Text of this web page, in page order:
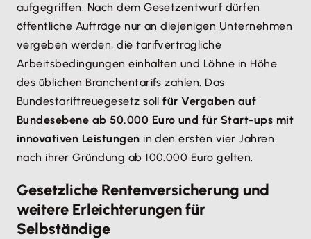
aufgegriffen. Nach dem Gesetzentwurf dürfen
öffentliche Aufträge nur an diejenigen Unternehmen
vergeben werden, die tarifvertragliche
Arbeitsbedingungen einhalten und Löhne in Höhe
des üblichen Branchentarifs zahlen. Das
Bundestariftreuegesetz sollfür Vergaben auf
Bundesebene ab 50.000 Euro und für Start-ups mit
innovativen Leistungen in den ersten vier Jahren
nach ihrer Gründung ab 100.000 Euro gelten.
Gesetzliche Rentenversicherung und
weitere Erleichterungen für
Selbständige